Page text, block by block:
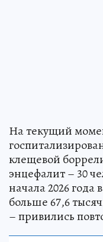
На текущий
клещевой
энцефалит – 30
начала 2026 года
больше 67,6
– привились